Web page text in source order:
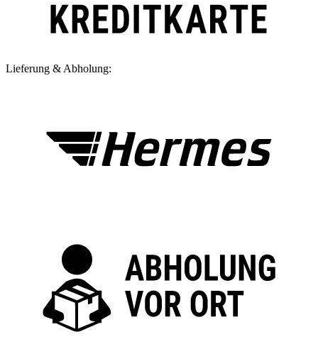
Lieferung & Abholung: